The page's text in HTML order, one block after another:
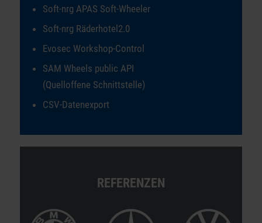
Soft-nrg APAS Soft-Wheeler
Soft-nrg Räderhotel2.0
Evosec Workshop-Control
SAM Wheels public API
(Quelloffene Schnittstelle)
CSV-Datenexport
REFERENZEN